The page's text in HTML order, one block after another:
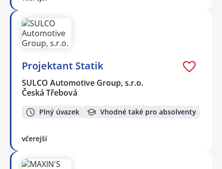
Projektant Statik
SULCO Automotive Group, s.r.o.
Česká Třebová
Plný úvazek Vhodné také pro absolventy
včerejší